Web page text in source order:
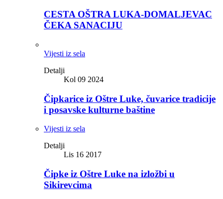
CESTA OŠTRA LUKA-DOMALJEVAC
ČEKA SANACIJU
Vijesti iz sela
Detalji
Kol 09 2024
Čipkarice iz Oštre Luke, čuvarice tradicije
i posavske kulturne baštine
Vijesti iz sela
Detalji
Lis 16 2017
Čipke iz Oštre Luke na izložbi u
Sikirevcima